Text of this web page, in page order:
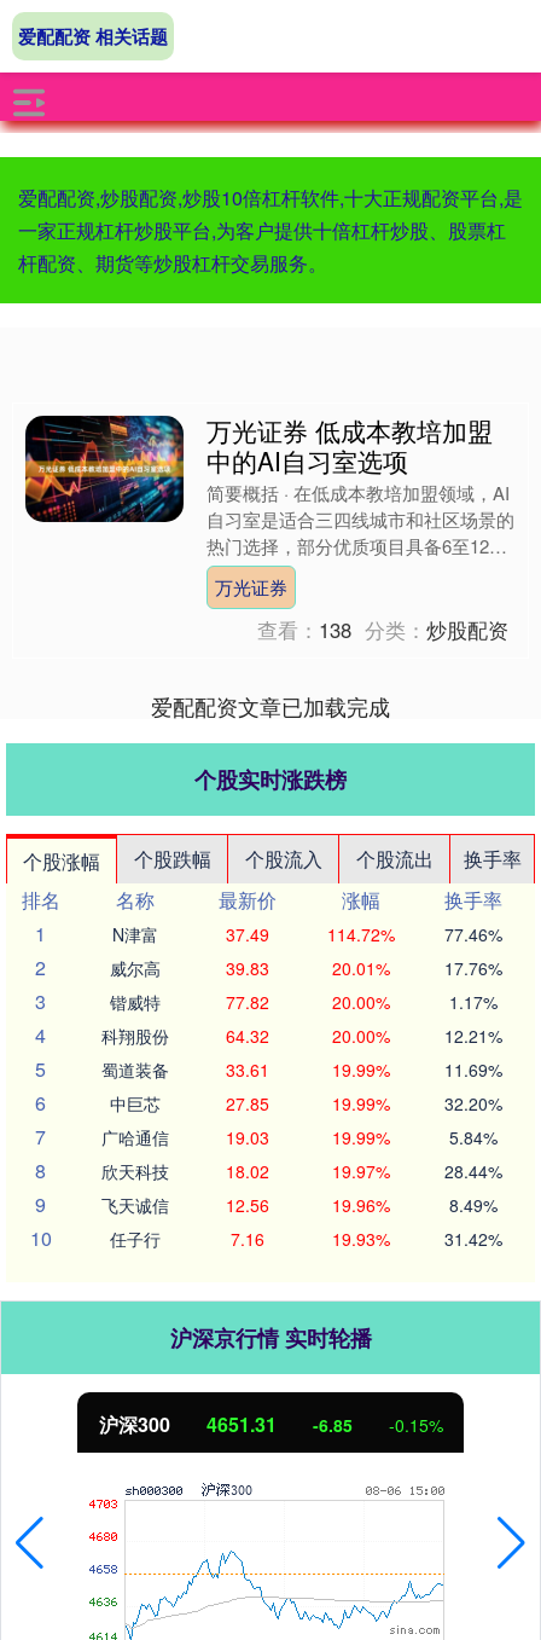
爱配配资,炒股配资,炒股10倍杠杆软件,十大正规配资平台,是
一家正规杠杆炒股平台,为客户提供十倍杠杆炒股、股票杠
杆配资、期货等炒股杠杆交易服务。
爱配配资 相关话题
万光证券 低成本教培加盟
中的AI自习室选项
简要概括 · 在低成本教培加盟领域，AI
自习室是适合三四线城市和社区场景的
热门选择，部分优质项目具备6至12个
月回本的潜力。 · 选择AI自习室加盟
时，应优先关....
万光证券
查看： 138 分类：炒股配资
爱配配资文章已加载完成
个股实时涨跌榜
个股涨幅 个股跌幅 个股流入 个股流出
换手率
排名
名称 最新价 涨幅
换手率
1
N津富 37.49 114.72% 77.46%
2 威尔高 39.83 20.01% 17.76%
3 锴威特 77.82 20.00% 1.17%
4 科翔股份 64.32 20.00% 12.21%
5 蜀道装备 33.61 19.99% 11.69%
6 中巨芯 27.85 19.99% 32.20%
7 广哈通信 19.03 19.99% 5.84%
8 欣天科技 18.02 19.97% 28.44%
9 飞天诚信 12.56 19.96% 8.49%
10 任子行 7.16 19.93% 31.42%
沪深京行情 实时轮播
北证50 1122.88